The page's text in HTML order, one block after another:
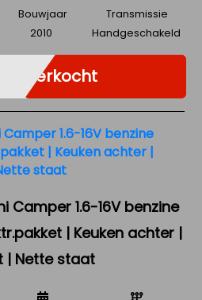
Bouwjaar
2010
Transmissie
Handgeschakeld
Verkocht
Camper 1.6-16V benzine
| Keuken achter |
| Nette staat